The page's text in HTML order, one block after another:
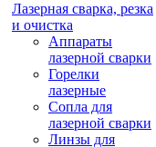
Лазерная сварка, резка
и очистка
Аппараты
лазерной сварки
Горелки
лазерные
Сопла для
лазерной сварки
Линзы для